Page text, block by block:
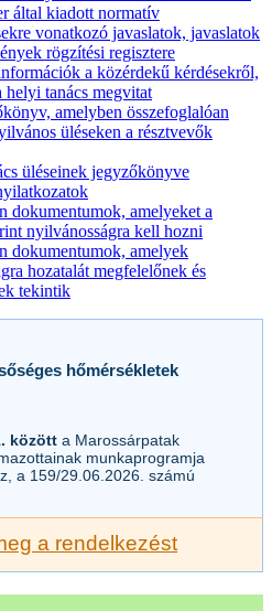
által kiadott normatív
vonatkozó javaslatok, javaslatok
rögzítési regisztere
a közérdekű kérdésekről,
helyi tanács megvitat
amelyben összefoglalóan
üléseken a résztvevők
üléseinek jegyzőkönyve
dokumentumok, amelyeket a
nyilvánosságra kell hozni
dokumentumok, amelyek
hozatalát megfelelőnek és
tekintik
hőmérsékletek
között a Marossárpatak
munkaprogramja
a 159/29.06.2026. számú
a rendelkezést